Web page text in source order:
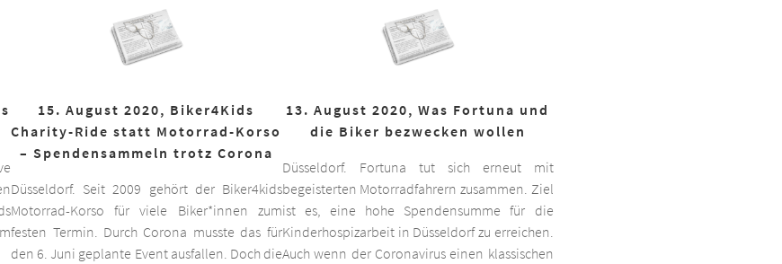
15. August 2020, Biker4Kids
Charity-Ride statt Motorrad-Korso
– Spendensammeln trotz Corona
Düsseldorf. Seit 2009 gehört der Biker4kids
Motorrad-Korso für viele Biker*innen zum
festen Termin. Durch Corona musste das für
den 6. Juni geplante Event ausfallen. Doch die
13. August 2020, Was Fortuna und
die Biker bezwecken wollen
Düsseldorf. Fortuna tut sich erneut mit
begeisterten Motorradfahrern zusammen. Ziel
ist es, eine hohe Spendensumme für die
Kinderhospizarbeit in Düsseldorf zu erreichen.
Auch wenn der Coronavirus einen klassischen